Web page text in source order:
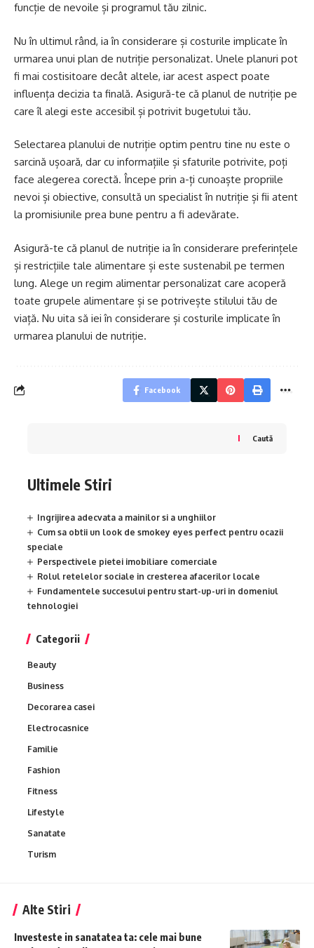
funcție de nevoile și programul tău zilnic.
Nu în ultimul rând, ia în considerare și costurile implicate în
urmarea unui plan de nutriție personalizat. Unele planuri pot
fi mai costisitoare decât altele, iar acest aspect poate
influența decizia ta finală. Asigură-te că planul de nutriție pe
care îl alegi este accesibil și potrivit bugetului tău.
Selectarea planului de nutriție optim pentru tine nu este o
sarcină ușoară, dar cu informațiile și sfaturile potrivite, poți
face alegerea corectă. Începe prin a-ți cunoaște propriile
nevoi și obiective, consultă un specialist în nutriție și fii atent
la promisiunile prea bune pentru a fi adevărate.
Asigură-te că planul de nutriție ia în considerare preferințele
și restricțiile tale alimentare și este sustenabil pe termen
lung. Alege un regim alimentar personalizat care acoperă
toate grupele alimentare și se potrivește stilului tău de
viață. Nu uita să iei în considerare și costurile implicate în
urmarea planului de nutriție.
Facebook
Caută
Ultimele Stiri
Ingrijirea adecvata a mainilor si a unghiilor
Cum sa obtii un look de smokey eyes perfect pentru ocazii
speciale
Perspectivele pietei imobiliare comerciale
Rolul retelelor sociale in cresterea afacerilor locale
Fundamentele succesului pentru start-up-uri in domeniul
tehnologiei
Categorii
Beauty
Business
Decorarea casei
Electrocasnice
Familie
Fashion
Fitness
Lifestyle
Sanatate
Turism
Alte Stiri
Investeste in sanatatea ta: cele mai bune